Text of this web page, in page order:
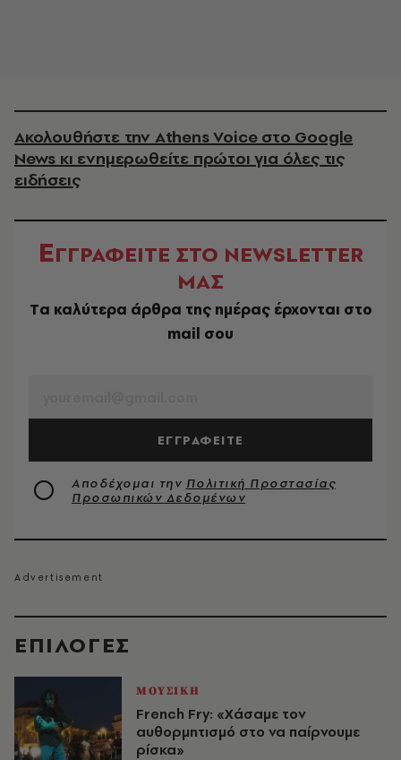
EΠΙΛΟΓΈΣ
ΜΟΥΣΙΚΗ
French Fry: «Χάσαμε τον
αυθορμητισμό στο να παίρνουμε
ρίσκα»
Ακολουθήστε την Athens Voice στο Google
News κι ενημερωθείτε πρώτοι για όλες τις
ειδήσεις
ΕΓΓΡΑΦΕΙΤΕ ΣΤΟ NEWSLETTER
ΜΑΣ
Tα καλύτερα άρθρα της ημέρας έρχονται στο
mail σου
ΕΓΓΡΑΦΕΙΤΕ
Αποδέχομαι την Πολιτική Προστασίας
Προσωπικών Δεδομένων